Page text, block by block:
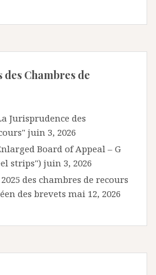
des Chambres de
Jurisprudence des
juin 3, 2026
Board of Appeal – G
strips") juin 3, 2026
des chambres de recours
des brevets mai 12, 2026